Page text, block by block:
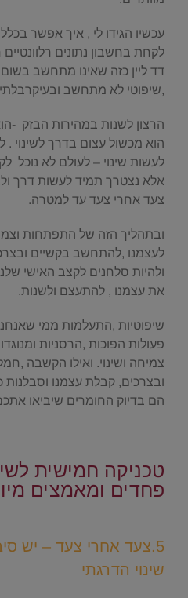
עכשיו הגידו לי , איך אפשר
לקחת בחשבון נתונים
דד ליין כזה שאינו מתחשב בשום
,שיפוטי לא מתחשב
הרצון לשנות במהירות הבזק -
הוא מכשול עצום בדרך לשינוי .
לעשות שינוי – לעולם לא
אלא נצטרך תמיד לעשות דרך
צעד אחרי צעד עד למטרה.
ובתהליך הזה של התפתחות
לעצמנו ,להתחשב בקשיים
ולהיות סלחנים לקצב האישי
את עצמנו , להתעצם ולשנות.
שיפוטיות ,התעלמות ממי
פעולות הפוכות ,הרסניות
צמיחה ושינוי. ואילו הקשבה
ובצרכים, קבלת עצמנו וסבלנות
הם בדיוק החומרים שיביאו
טכניקה חמישית
פחדים ומאמצים
5.צעד אחרי צעד – יש
שינוי הדרגתי